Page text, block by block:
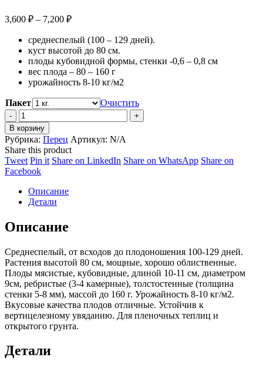
3,600 ₽ – 7,200 ₽Диапазон
3,600 ₽
–
7,200 ₽
среднеспелый (100 – 129 дней).
куст высотой до 80 см.
плоды кубовидной формы, стенки -0,6 – 0,8 см
вес плода – 80 – 160 г
урожайность 8-10 кг/м2
Пакет
Очистить
Перец
Калифорнийское
чудо
quantity
В корзину
Рубрика: Перец Артикул: N/A
Share this product
TweetShare
on
Pin itShare
Share on LinkedIn Share
Share on WhatsAppShare
Share on
FacebookShare
Facebook
Описание
Детали
Описание
Среднеспелый, от всходов до плодоношения 100-129 дней.
Растения высотой 80 см, мощные, хорошо облиственные.
Плоды мясистые, кубовидные, длиной 10-11 см, диаметром
9см, ребристые (3-4 камерные), толстостенные (толщина
стенки 5-8 мм), массой до 160 г. Урожайность 8-10 кг/м2.
Вкусовые качества плодов отличные. Устойчив к
вертицелезному увяданию. Для пленочных теплиц и
открытого грунта.
Детали